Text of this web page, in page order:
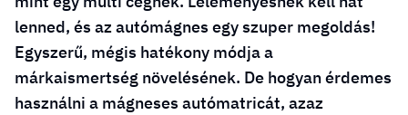
lenned, és az autómágnes egy szuper megoldás!
Egyszerű, mégis hatékony módja a
márkaismertség növelésének. De hogyan érdemes
használni a mágneses autómatricát, azaz